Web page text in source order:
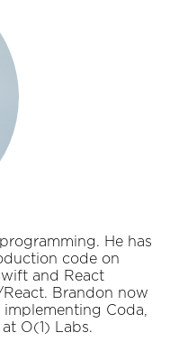
He has
code on
and React
Brandon now
Coda,
O(1) Labs.